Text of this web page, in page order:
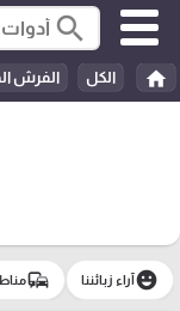
search
home الكل الفرش
emoji_emotionsآراء زبائننا commute